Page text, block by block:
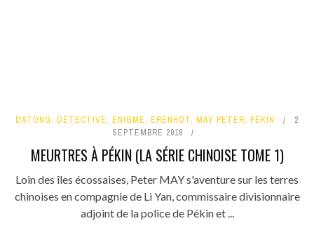
DATONG, DÉTECTIVE, ENIGME, ERENHOT, MAY PETER, PÉKIN
2
SEPTEMBRE 2018
MEURTRES À PÉKIN (LA SÉRIE CHINOISE TOME 1)
Loin des îles écossaises, Peter MAY s'aventure sur les terres
chinoises en compagnie de Li Yan, commissaire divisionnaire
adjoint de la police de Pékin et ...